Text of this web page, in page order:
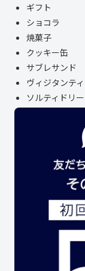
ギフト
ショコラ
焼菓子
クッキー缶
サブレサンド
ヴィジタンテ
ソルティドリ
オリジナルグ
アウトレット
大口注文
INFORMATION
店舗案内